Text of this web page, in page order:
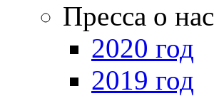
Пресса о нас
2020 год
2019 год